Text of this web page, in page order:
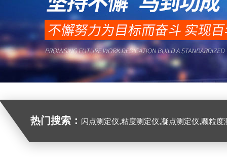
热门搜索： 闪点测定仪,粘度测定仪,凝点测定仪,颗粒